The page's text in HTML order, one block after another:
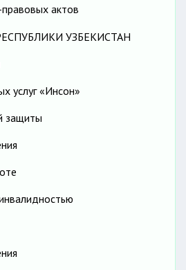
актов
УЗБЕКИСТАН
услуг «Инсон»
защиты